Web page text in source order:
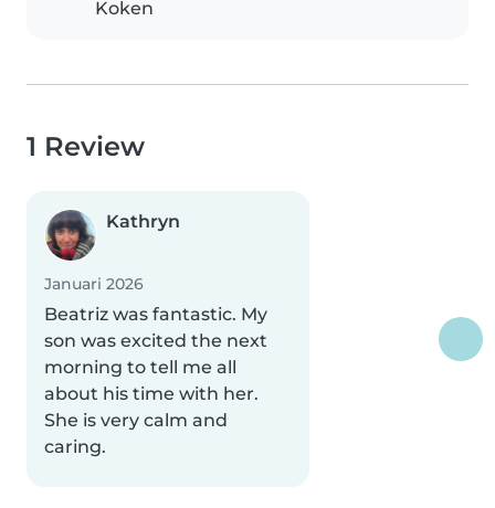
Koken
1 Review
Kathryn
Januari 2026
Beatriz was fantastic. My
son was excited the next
morning to tell me all
about his time with her.
She is very calm and
caring.